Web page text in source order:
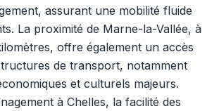
assurant une mobilité fluide
La proximité de Marne-la-Vallée, à
offre également un accès
de transport, notamment
et culturels majeurs.
à Chelles, la facilité des